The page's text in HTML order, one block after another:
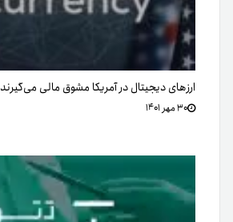
ارزهای دیجیتال در آمریکا مشوق مالی می‌گیرند
۳۰ مهر ۱۴۰۱